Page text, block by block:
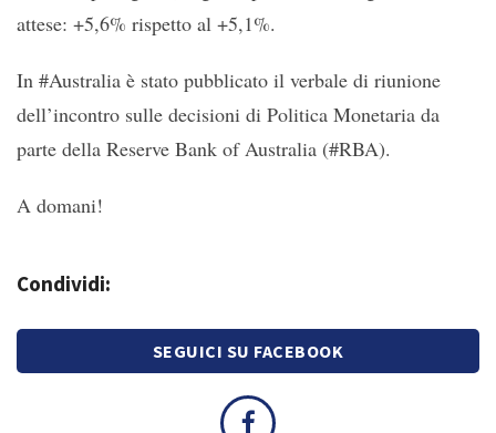
attese: +5,6% rispetto al +5,1%.
In #Australia è stato pubblicato il verbale di riunione
dell’incontro sulle decisioni di Politica Monetaria da
parte della Reserve Bank of Australia (#RBA).
A domani!
Condividi:
SEGUICI SU FACEBOOK